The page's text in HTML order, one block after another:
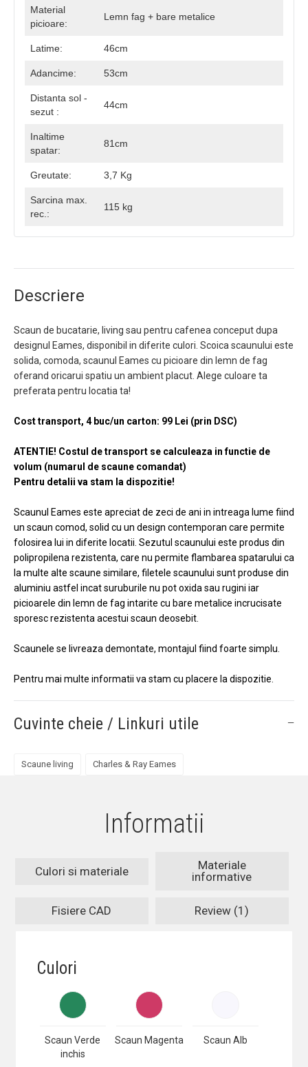
Material
picioare:
Lemn fag + bare metalice
Latime: 46cm
Adancime: 53cm
Distanta sol -
sezut :
44cm
Inaltime
spatar:
81cm
Greutate: 3,7 Kg
Sarcina max.
rec.:
115 kg
Descriere
Scaun de bucatarie, living sau pentru cafenea conceput dupa
designul Eames, disponibil in diferite culori. Scoica scaunului este
solida, comoda, scaunul Eames cu picioare din lemn de fag
oferand oricarui spatiu un ambient placut. Alege culoare ta
preferata pentru locatia ta!
Cost transport, 4 buc/un carton: 99 Lei (prin DSC)
ATENTIE! Costul de transport se calculeaza in functie de
volum (numarul de scaune comandat)
​Pentru detalii va stam la dispozitie!
Scaunul Eames este apreciat de zeci de ani in intreaga lume fiind
un scaun comod, solid cu un design contemporan care permite
folosirea lui in diferite locatii. Sezutul scaunului este produs din
polipropilena rezistenta, care nu permite flambarea spatarului ca
la multe alte scaune similare, filetele scaunului sunt produse din
aluminiu astfel incat suruburile nu pot oxida sau rugini iar
picioarele din lemn de fag intarite cu bare metalice incrucisate
sporesc rezistenta acestui scaun deosebit.
Scaunele se livreaza demontate, montajul fiind foarte simplu.
Pentru mai multe informatii va stam cu placere la dispozitie.
Cuvinte cheie / Linkuri utile
Scaune living Charles & Ray Eames
Informatii
Culori si materiale
Materiale
informative
Fisiere CAD Review (1)
Culori
Scaun Verde
inchis
Scaun Magenta Scaun Alb